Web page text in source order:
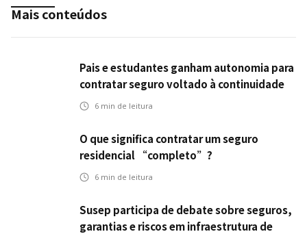
Mais conteúdos
Pais e estudantes ganham autonomia para
contratar seguro voltado à continuidade
dos estudos
6 min de leitura
O que significa contratar um seguro
residencial “completo”?
6 min de leitura
Susep participa de debate sobre seguros,
garantias e riscos em infraestrutura de